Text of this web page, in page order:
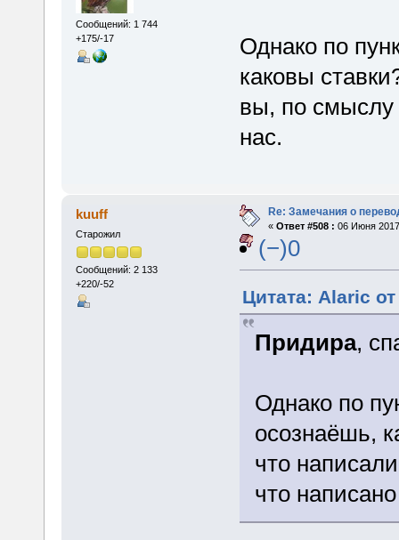
Сообщений: 1 744
+175/-17
Однако по
каковы
вы, по смыслу
нас.
kuuff
Старожил
Сообщений: 2 133
+220/-52
Re: Замечания о
« Ответ #508 : 06 Июня
(−)0
Цитата: Alaric
Придира,
Однако по
осознаёшь,
что
что